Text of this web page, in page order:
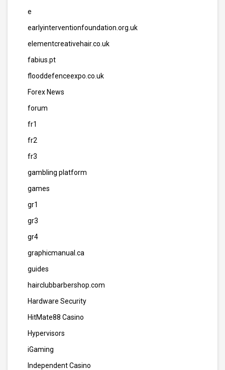
e
earlyinterventionfoundation.org.uk
elementcreativehair.co.uk
fabius.pt
flooddefenceexpo.co.uk
Forex News
forum
fr1
fr2
fr3
gambling platform
games
gr1
gr3
gr4
graphicmanual.ca
guides
hairclubbarbershop.com
Hardware Security
HitMate88 Casino
Hypervisors
iGaming
Independent Casino